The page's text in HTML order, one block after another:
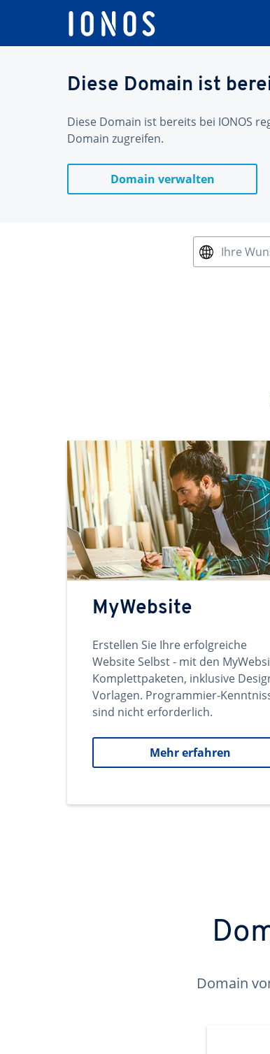
Diese Domain ist
Diese Domain ist bereits bei IONOS
Domain zugreifen.
Domain verwalten
Ihre
MyWebsite
Erstellen Sie Ihre erfolgreiche
Website Selbst - mit den
Komplettpaketen, inklusive
Vorlagen. Programmier-
sind nicht erforderlich.
Mehr erfahren
Domain